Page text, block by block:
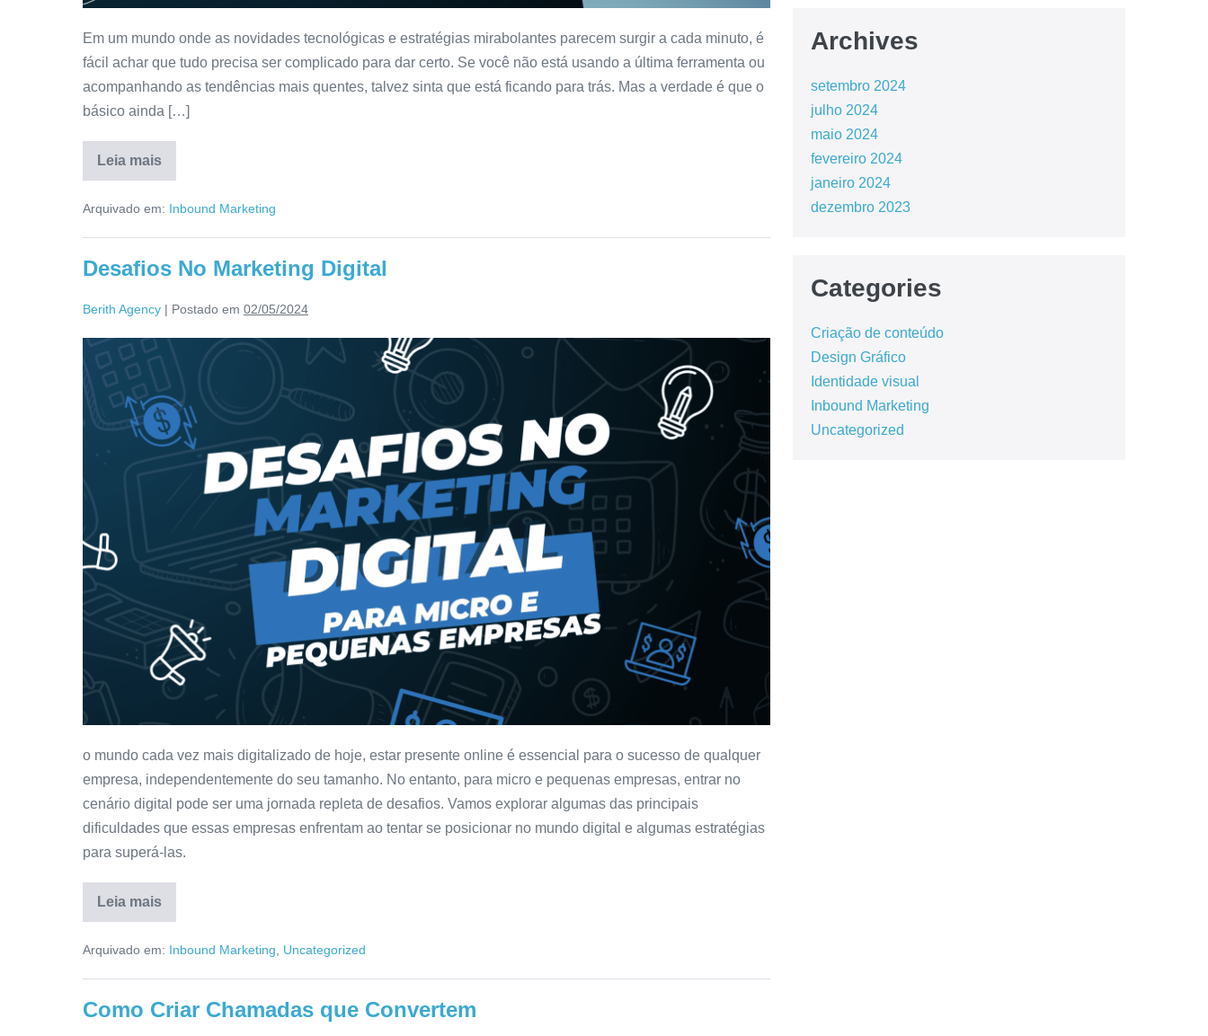
Em um mundo onde as novidades tecnológicas e estratégias mirabolantes parecem surgir a cada minuto, é
fácil achar que tudo precisa ser complicado para dar certo. Se você não está usando a última ferramenta ou
acompanhando as tendências mais quentes, talvez sinta que está ficando para trás. Mas a verdade é que o
básico ainda […]
Leia mais
Arquivado em: Inbound Marketing
Desafios No Marketing Digital
Berith Agency | Postado em 02/05/2024
o mundo cada vez mais digitalizado de hoje, estar presente online é essencial para o sucesso de qualquer
empresa, independentemente do seu tamanho. No entanto, para micro e pequenas empresas, entrar no
cenário digital pode ser uma jornada repleta de desafios. Vamos explorar algumas das principais
dificuldades que essas empresas enfrentam ao tentar se posicionar no mundo digital e algumas estratégias
para superá-las.
Leia mais
Arquivado em: Inbound Marketing Uncategorized
Como Criar Chamadas que Convertem
Archives
setembro 2024
julho 2024
maio 2024
fevereiro 2024
janeiro 2024
dezembro 2023
Categories
Criação de conteúdo
Design Gráfico
Identidade visual
Inbound Marketing
Uncategorized